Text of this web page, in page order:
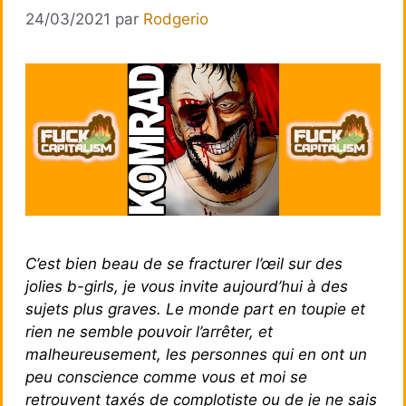
24/03/2021 par Rodgerio
C’est bien beau de se fracturer l’œil sur des
jolies b-girls, je vous invite aujourd’hui à des
sujets plus graves. Le monde part en toupie et
rien ne semble pouvoir l’arrêter, et
malheureusement, les personnes qui en ont un
peu conscience comme vous et moi se
retrouvent taxés de complotiste ou de je ne sais